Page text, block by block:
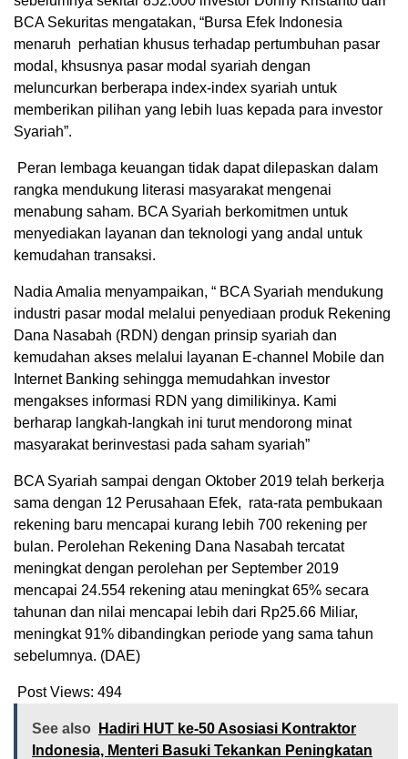
BCA Sekuritas mengatakan, “Bursa Efek Indonesia
menaruh perhatian khusus terhadap pertumbuhan pasar
modal, khsusnya pasar modal syariah dengan
meluncurkan berberapa index-index syariah untuk
memberikan pilihan yang lebih luas kepada para investor
Syariah”.
Peran lembaga keuangan tidak dapat dilepaskan dalam
rangka mendukung literasi masyarakat mengenai
menabung saham. BCA Syariah berkomitmen untuk
menyediakan layanan dan teknologi yang andal untuk
kemudahan transaksi.
Nadia Amalia menyampaikan, “ BCA Syariah mendukung
industri pasar modal melalui penyediaan produk Rekening
Dana Nasabah (RDN) dengan prinsip syariah dan
kemudahan akses melalui layanan E-channel Mobile dan
Internet Banking sehingga memudahkan investor
mengakses informasi RDN yang dimilikinya. Kami
berharap langkah-langkah ini turut mendorong minat
masyarakat berinvestasi pada saham syariah”
BCA Syariah sampai dengan Oktober 2019 telah berkerja
sama dengan 12 Perusahaan Efek, rata-rata pembukaan
rekening baru mencapai kurang lebih 700 rekening per
bulan. Perolehan Rekening Dana Nasabah tercatat
meningkat dengan perolehan per September 2019
mencapai 24.554 rekening atau meningkat 65% secara
tahunan dan nilai mencapai lebih dari Rp25.66 Miliar,
meningkat 91% dibandingkan periode yang sama tahun
sebelumnya. (DAE)
Post Views: 494
See also
Hadiri HUT ke-50 Asosiasi Kontraktor
Indonesia, Menteri Basuki Tekankan Peningkatan